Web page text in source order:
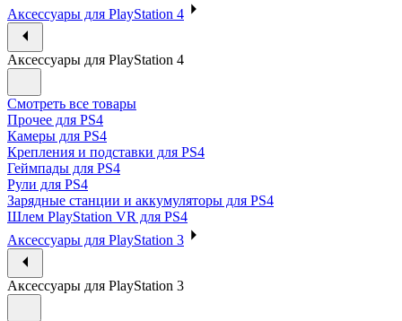
Аксессуары для PlayStation 4
Аксессуары для PlayStation 4
Смотреть все товары
Прочее для PS4
Камеры для PS4
Крепления и подставки для PS4
Геймпады для PS4
Рули для PS4
Зарядные станции и аккумуляторы для PS4
Шлем PlayStation VR для PS4
Аксессуары для PlayStation 3
Аксессуары для PlayStation 3